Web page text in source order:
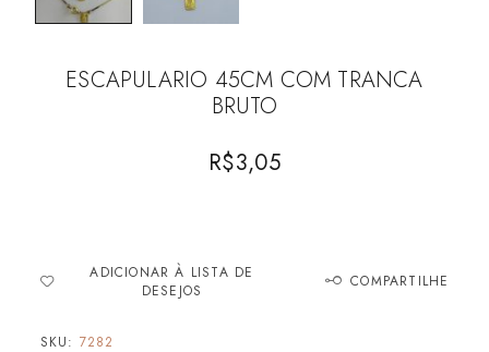
ESCAPULARIO 45CM COM TRANCA
BRUTO
R$3,05
ADICIONAR À LISTA DE
DESEJOS
COMPARTILHE
SKU: 7282